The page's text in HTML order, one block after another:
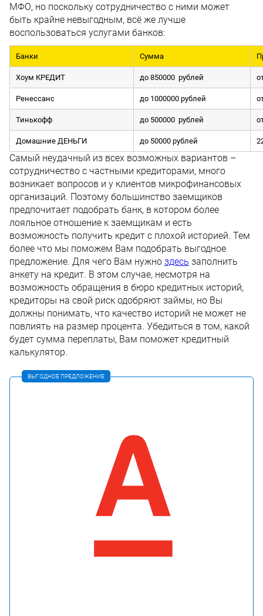
МФО, но поскольку сотрудничество с ними может
быть крайне невыгодным, всё же лучше
воспользоваться услугами банков:
Банки Сумма
Хоум КРЕДИТ до 850000 рублей
Ренессанс до 1000000 рублей
Тинькофф до 500000 рублей
Домашние ДЕНЬГИ до 50000 рублей
Самый неудачный из всех возможных вариантов –
сотрудничество с частными кредиторами, много
возникает вопросов и у клиентов микрофинансовых
организаций. Поэтому большинство заемщиков
предпочитает подобрать банк, в котором более
лояльное отношение к заемщикам и есть
возможность получить кредит с плохой историей. Тем
более что мы поможем Вам подобрать выгодное
предложение. Для чего Вам нужно здесь заполнить
анкету на кредит. В этом случае, несмотря на
возможность обращения в бюро кредитных историй,
кредиторы на свой риск одобряют займы, но Вы
должны понимать, что качество историй не может не
повлиять на размер процента. Убедиться в том, какой
будет сумма переплаты, Вам поможет кредитный
калькулятор.
ВЫГОДНОЕ ПРЕДЛОЖЕНИЕ